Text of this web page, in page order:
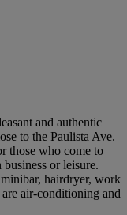
and authentic
to the Paulista Ave.
those who come to
or leisure.
hairdryer, work
air-conditioning and